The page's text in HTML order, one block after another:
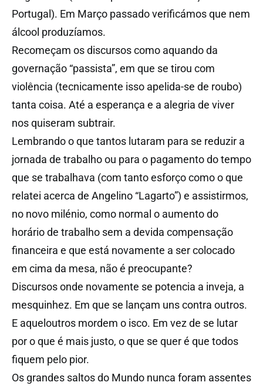
Portugal). Em Março passado verificámos que nem
álcool produzíamos.
Recomeçam os discursos como aquando da
governação “passista”, em que se tirou com
violência (tecnicamente isso apelida-se de roubo)
tanta coisa. Até a esperança e a alegria de viver
nos quiseram subtrair.
Lembrando o que tantos lutaram para se reduzir a
jornada de trabalho ou para o pagamento do tempo
que se trabalhava (com tanto esforço como o que
relatei acerca de Angelino “Lagarto”) e assistirmos,
no novo milénio, como normal o aumento do
horário de trabalho sem a devida compensação
financeira e que está novamente a ser colocado
em cima da mesa, não é preocupante?
Discursos onde novamente se potencia a inveja, a
mesquinhez. Em que se lançam uns contra outros.
E aqueloutros mordem o isco. Em vez de se lutar
por o que é mais justo, o que se quer é que todos
fiquem pelo pior.
Os grandes saltos do Mundo nunca foram assentes